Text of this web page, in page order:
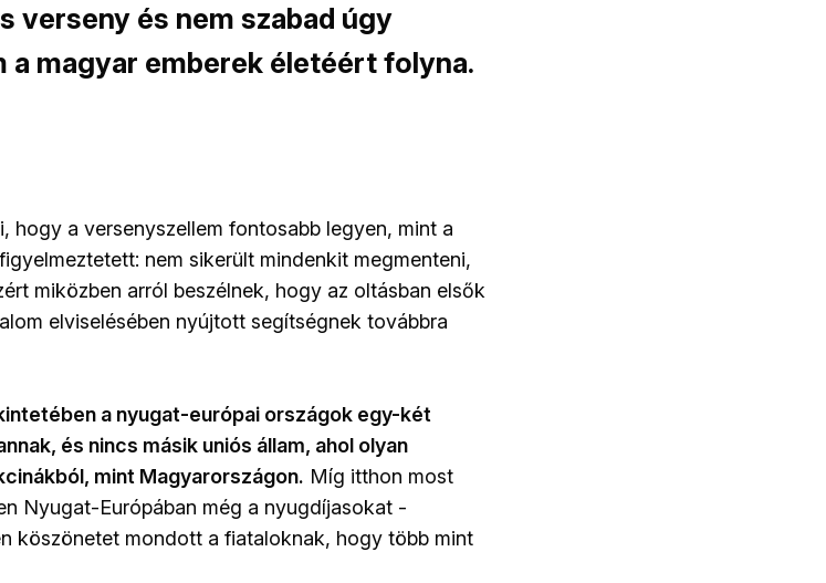
verseny és nem szabad úgy
a magyar emberek életéért folyna.
hogy a versenyszellem fontosabb legyen, mint a
nem sikerült mindenkit megmenteni,
miközben arról beszélnek, hogy az oltásban elsők
elviselésében nyújtott segítségnek továbbra
a nyugat-európai országok egy-két
és nincs másik uniós állam, ahol olyan
mint Magyarországon. Míg itthon most
Nyugat-Európában még a nyugdíjasokat -
köszönetet mondott a fiataloknak, hogy több mint